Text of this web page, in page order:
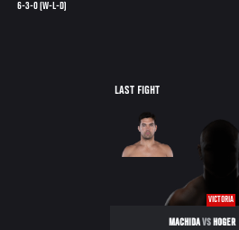
6-3-0 (W-L-D)
LAST FIGHT
VICTORIA
MACHIDAVSHOGER